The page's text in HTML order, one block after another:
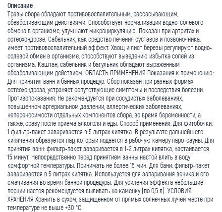
Описание
Травы сбора обладают противовоспалительным, рассасывающим,
обезболивающим действиями. Способствует нормализации водно-солевого
обмена в организме, улучшают микроциркуляцию. Показан при артритах и
остеохондрозе. Сабельник, как средство лечения суставов и позвоночника,
имеет противовоспалительный эффект. Хвощ и лист березы регулируют водно-
солевой обмен в организме, способствуют выведению избытка солей из
организма. Каштан, сабельник и багульник обладают выраженным
обезболивающим действием. ОБЛАСТЬ ПРИМЕНЕНИЯ Показания к применению:
Для принятия ванн и банных процедур. Сбор показан при разных формах
остеохондроза, устраняет сопутствующие симптомы и последствия болезни.
Противопоказания: Не рекомендуется при сосудистых заболеваниях,
повышенном артериальном давлении, аллергических заболеваниях,
непереносимости отдельных компонентов сбора, во время беременности, а
также, сразу после приема алкоголя и еды. Способ применения: Для фитобочки:
1 фильтр-пакет заваривается в 5 литрах кипятка. В результате дальнейшего
кипячения образуется пар, который подается в рабочую камеру паро-сауны. Для
принятия ванн: фильтр-пакет заваривается в 1-2 литрах кипятка, настаивается
15 минут. Непосредственно перед принятием ванны настой влить в воду
комфортной температуры. Принимать не более 15 мин. Для бани: фильтр-пакет
заваривается в 5 литрах кипятка. Используется для запаривания веника и его
смачивания во время банной процедуры. Для усиления эффекта небольшие
порции настоя рекомендуется выливать на каменку (по 0,5 л). УСЛОВИЯ
ХРАНЕНИЯ Хранить в сухом, защищенном от прямых солнечных лучей месте при
температуре не выше +30 °С.